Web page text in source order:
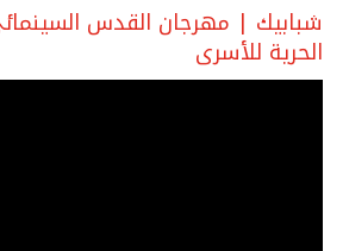
شبابيك | مهرجان القدس
الحرية للأسرى